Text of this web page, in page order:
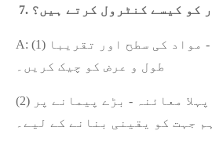
کو کیسے کنٹرول کرتے ہیں؟
A: (1) مواد کا معائنہ - مواد کی سطح اور تقریبا
طول و عرض کو چیک کریں۔
(2) پیداوار کا پہلا معائنہ - بڑے پیمانے پر
جہت کو یقینی بنانے کے لیے۔